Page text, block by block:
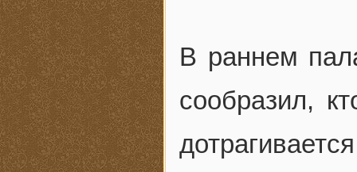
В раннем
сообразил,